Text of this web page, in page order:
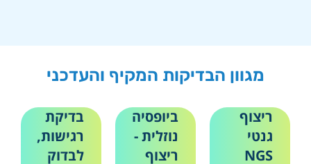
ם
מגוון הבדיקות המקיף והעדכני
ריצוף
גנטי
NGS
ביופסיה
נוזלית -
ריצוף
בדיקת
רגישות,
לבדוק